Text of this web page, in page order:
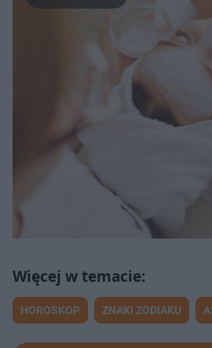
HOROSKOP ZNAKI ZODIAKU